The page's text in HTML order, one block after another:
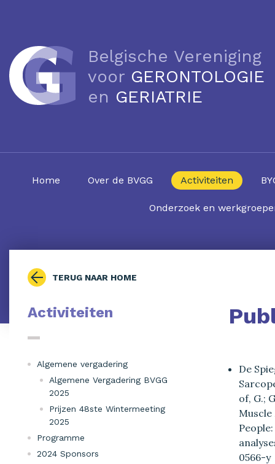
Belgische Vereniging
voor GERONTOLOGIE
en GERIATRIE
Home Over de BVGG Activiteiten
Onderzoek en
TERUG NAAR HOME
Activiteiten
Algemene vergadering
Algemene Vergadering BVGG
2025
Prijzen 48ste Wintermeeting
2025
Programme
2024 Sponsors
De
of, G.;
Muscle
0566-y